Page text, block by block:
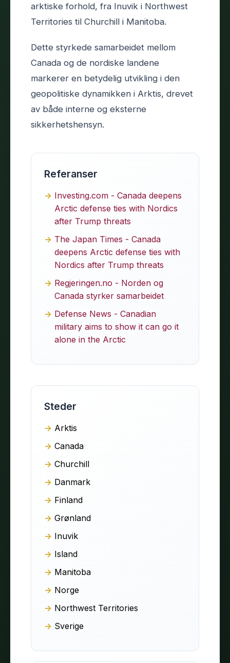
arktiske forhold, fra Inuvik i Northwest
Territories til Churchill i Manitoba.
Dette styrkede samarbeidet mellom
Canada og de nordiske landene
markerer en betydelig utvikling i den
geopolitiske dynamikken i Arktis, drevet
av både interne og eksterne
sikkerhetshensyn.
Referanser
Investing.com - Canada deepens
Arctic defense ties with Nordics
after Trump threats
The Japan Times - Canada
deepens Arctic defense ties with
Nordics after Trump threats
Regjeringen.no - Norden og
Canada styrker samarbeidet
Defense News - Canadian
military aims to show it can go it
alone in the Arctic
Steder
Arktis
Canada
Churchill
Danmark
Finland
Grønland
Inuvik
Island
Manitoba
Norge
Northwest Territories
Sverige